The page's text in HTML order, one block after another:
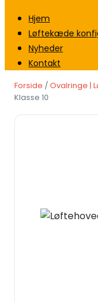
Hjem
Løftekæde
Nyheder
Kontakt
Forside /Ovalringe |
Klasse 10